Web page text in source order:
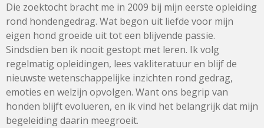
Die zoektocht bracht me in 2009 bij mijn eerste opleiding
rond hondengedrag. Wat begon uit liefde voor mijn
eigen hond groeide uit tot een blijvende passie.
Sindsdien ben ik nooit gestopt met leren. Ik volg
regelmatig opleidingen, lees vakliteratuur en blijf de
nieuwste wetenschappelijke inzichten rond gedrag,
emoties en welzijn opvolgen. Want ons begrip van
honden blijft evolueren, en ik vind het belangrijk dat mijn
begeleiding daarin meegroeit.